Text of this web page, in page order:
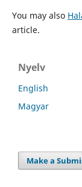
You may also
article.
Nyelv
English
Magyar
Make a